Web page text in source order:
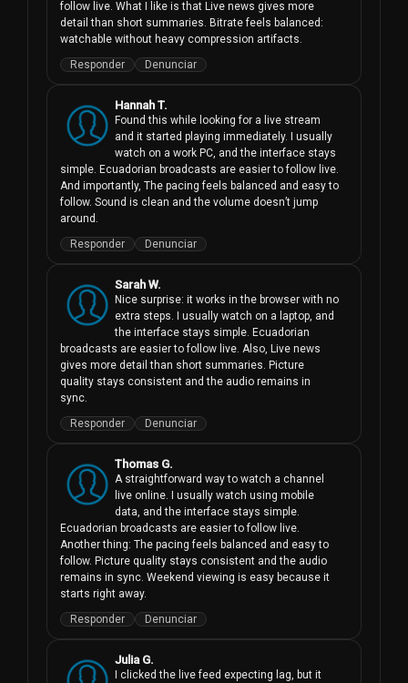
follow live. What I like is that Live news gives more
detail than short summaries. Bitrate feels balanced:
watchable without heavy compression artifacts.
Responder
Denunciar
Hannah T.
Found this while looking for a live stream
and it started playing immediately. I usually
watch on a work PC, and the interface stays
simple. Ecuadorian broadcasts are easier to follow live.
And importantly, The pacing feels balanced and easy to
follow. Sound is clean and the volume doesn’t jump
around.
Responder
Denunciar
Sarah W.
Nice surprise: it works in the browser with no
extra steps. I usually watch on a laptop, and
the interface stays simple. Ecuadorian
broadcasts are easier to follow live. Also, Live news
gives more detail than short summaries. Picture
quality stays consistent and the audio remains in
sync.
Responder
Denunciar
Thomas G.
A straightforward way to watch a channel
live online. I usually watch using mobile
data, and the interface stays simple.
Ecuadorian broadcasts are easier to follow live.
Another thing: The pacing feels balanced and easy to
follow. Picture quality stays consistent and the audio
remains in sync. Weekend viewing is easy because it
starts right away.
Responder
Denunciar
Julia G.
I clicked the live feed expecting lag, but it